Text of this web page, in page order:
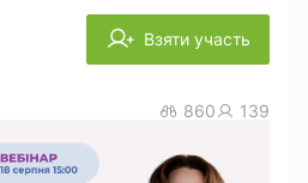
Взяти участь
860 139